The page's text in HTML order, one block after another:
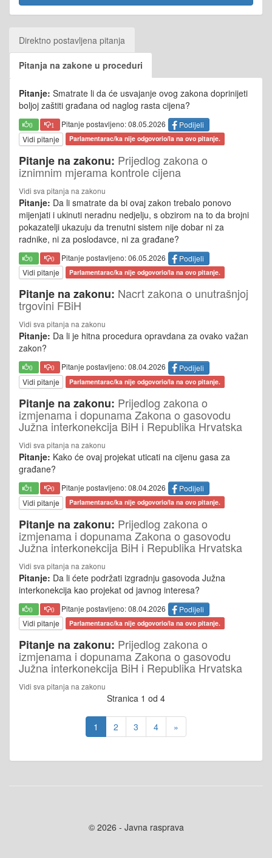
Direktno postavljena pitanja
Pitanja na zakone u proceduri
Pitanje: Smatrate li da će usvajanje ovog zakona doprinijeti
boljoj zaštiti građana od naglog rasta cijena?
0 1 Pitanje postavljeno: 08.05.2026
Podijeli
Vidi pitanje
Parlamentarac/ka nije odgovorio/la na ovo pitanje.
Pitanje na zakonu: Prijedlog zakona o
iznimnim mjerama kontrole cijena
Vidi sva pitanja na zakonu
Pitanje: Da li smatrate da bi ovaj zakon trebalo ponovo
mijenjati i ukinuti neradnu nedjelju, s obzirom na to da brojni
pokazatelji ukazuju da trenutni sistem nije dobar ni za
radnike, ni za poslodavce, ni za građane?
0 0 Pitanje postavljeno: 06.05.2026
Podijeli
Vidi pitanje
Parlamentarac/ka nije odgovorio/la na ovo pitanje.
Pitanje na zakonu: Nacrt zakona o unutrašnjoj
trgovini FBiH
Vidi sva pitanja na zakonu
Pitanje: Da li je hitna procedura opravdana za ovako važan
zakon?
0 0 Pitanje postavljeno: 08.04.2026
Podijeli
Vidi pitanje
Parlamentarac/ka nije odgovorio/la na ovo pitanje.
Pitanje na zakonu: Prijedlog zakona o
izmjenama i dopunama Zakona o gasovodu
Južna interkonekcija BiH i Republika Hrvatska
Vidi sva pitanja na zakonu
Pitanje: Kako će ovaj projekat uticati na cijenu gasa za
građane?
1 0 Pitanje postavljeno: 08.04.2026
Podijeli
Vidi pitanje
Parlamentarac/ka nije odgovorio/la na ovo pitanje.
Pitanje na zakonu: Prijedlog zakona o
izmjenama i dopunama Zakona o gasovodu
Južna interkonekcija BiH i Republika Hrvatska
Vidi sva pitanja na zakonu
Pitanje: Da li ćete podržati izgradnju gasovoda Južna
interkonekcija kao projekat od javnog interesa?
0 0 Pitanje postavljeno: 08.04.2026
Podijeli
Vidi pitanje
Parlamentarac/ka nije odgovorio/la na ovo pitanje.
Pitanje na zakonu: Prijedlog zakona o
izmjenama i dopunama Zakona o gasovodu
Južna interkonekcija BiH i Republika Hrvatska
Vidi sva pitanja na zakonu
Stranica 1 od 4
1 2 3 4 »
© 2026 - Javna rasprava